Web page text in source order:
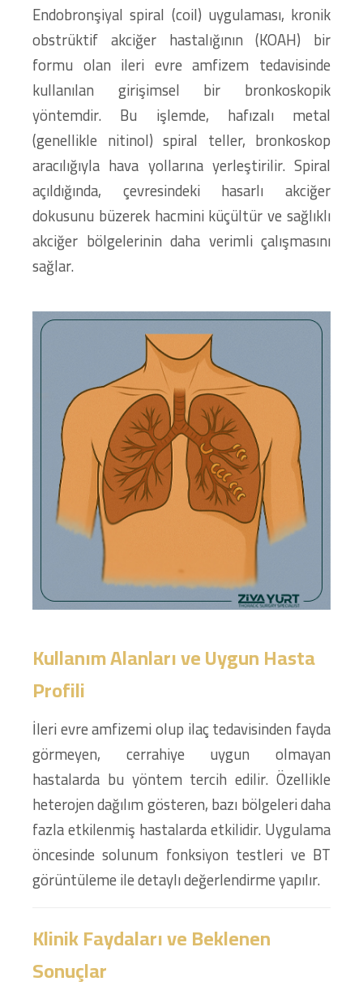
Endobronşiyal spiral (coil) uygulaması, kronik
obstrüktif akciğer hastalığının (KOAH) bir
formu olan ileri evre amfizem tedavisinde
kullanılan girişimsel bir bronkoskopik
yöntemdir. Bu işlemde, hafızalı metal
(genellikle nitinol) spiral teller, bronkoskop
aracılığıyla hava yollarına yerleştirilir. Spiral
açıldığında, çevresindeki hasarlı akciğer
dokusunu büzerek hacmini küçültür ve sağlıklı
akciğer bölgelerinin daha verimli çalışmasını
sağlar.
Kullanım Alanları ve Uygun Hasta
Profili
İleri evre amfizemi olup ilaç tedavisinden fayda
görmeyen, cerrahiye uygun olmayan
hastalarda bu yöntem tercih edilir. Özellikle
heterojen dağılım gösteren, bazı bölgeleri daha
fazla etkilenmiş hastalarda etkilidir. Uygulama
öncesinde solunum fonksiyon testleri ve BT
görüntüleme ile detaylı değerlendirme yapılır.
Klinik Faydaları ve Beklenen
Sonuçlar